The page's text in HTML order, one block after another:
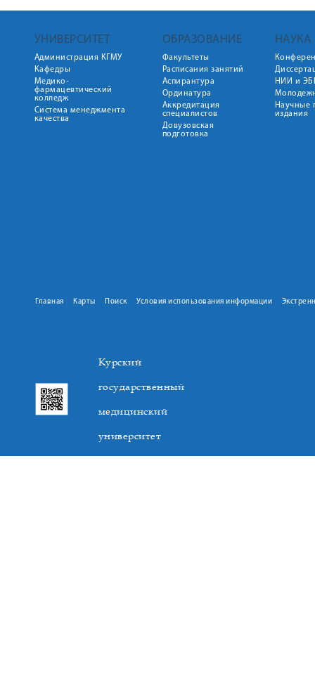
УНИВЕРСИТЕТ
Администрация КГМУ
Кафедры
Медико-
фармацевтический
колледж
Система менеджмента
качества
ОБРАЗОВАНИЕ
Факультеты
Расписания занятий
Аспирантура
Ординатура
Аккредитация
специалистов
Довузовская
подготовка
НАУКА
НИИ и
Научные
издания
Главная Карты Поиск Условия использования информации
Курский
государственный
медицинский
университет